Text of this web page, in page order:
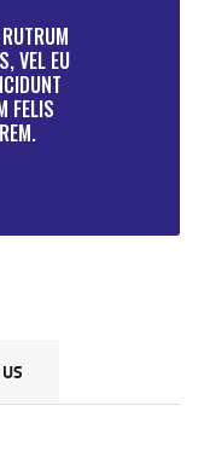
VEL EU
FELIS